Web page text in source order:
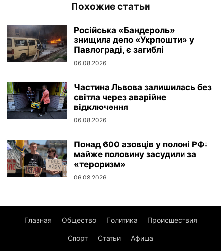
Похожие статьи
Російська «Бандероль»
знищила депо «Укрпошти» у
Павлограді, є загиблі
06.08.2026
Частина Львова залишилась без
світла через аварійне
відключення
06.08.2026
Понад 600 азовців у полоні РФ:
майже половину засудили за
«тероризм»
06.08.2026
Главная Общество Политика Происшествия
Спорт Статьи Афиша